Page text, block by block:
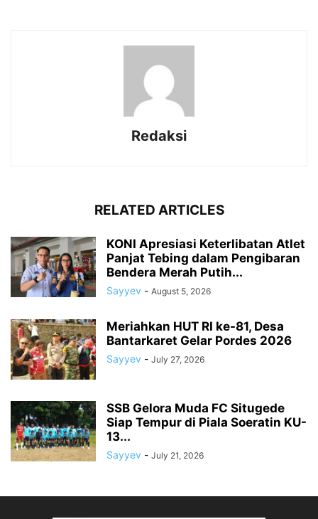
Redaksi
RELATED ARTICLES
KONI Apresiasi Keterlibatan Atlet
Panjat Tebing dalam Pengibaran
Bendera Merah Putih...
Sayyev - August 5, 2026
Meriahkan HUT RI ke-81, Desa
Bantarkaret Gelar Pordes 2026
Sayyev - July 27, 2026
SSB Gelora Muda FC Situgede
Siap Tempur di Piala Soeratin KU-
13...
Sayyev - July 21, 2026